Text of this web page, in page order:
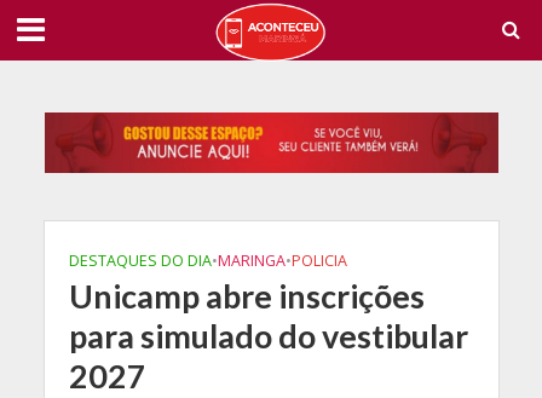
DESTAQUES DO DIA•MARINGA•POLICIA
Unicamp abre inscrições
para simulado do vestibular
2027